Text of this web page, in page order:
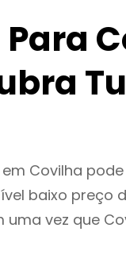
Covilha
baixo preço
vez que